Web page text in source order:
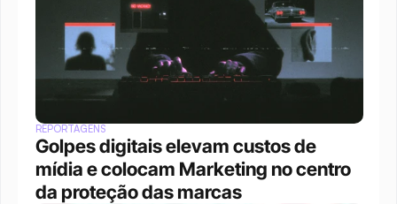
REPORTAGENS
Golpes digitais elevam custos de
mídia e colocam Marketing no centro
da proteção das marcas